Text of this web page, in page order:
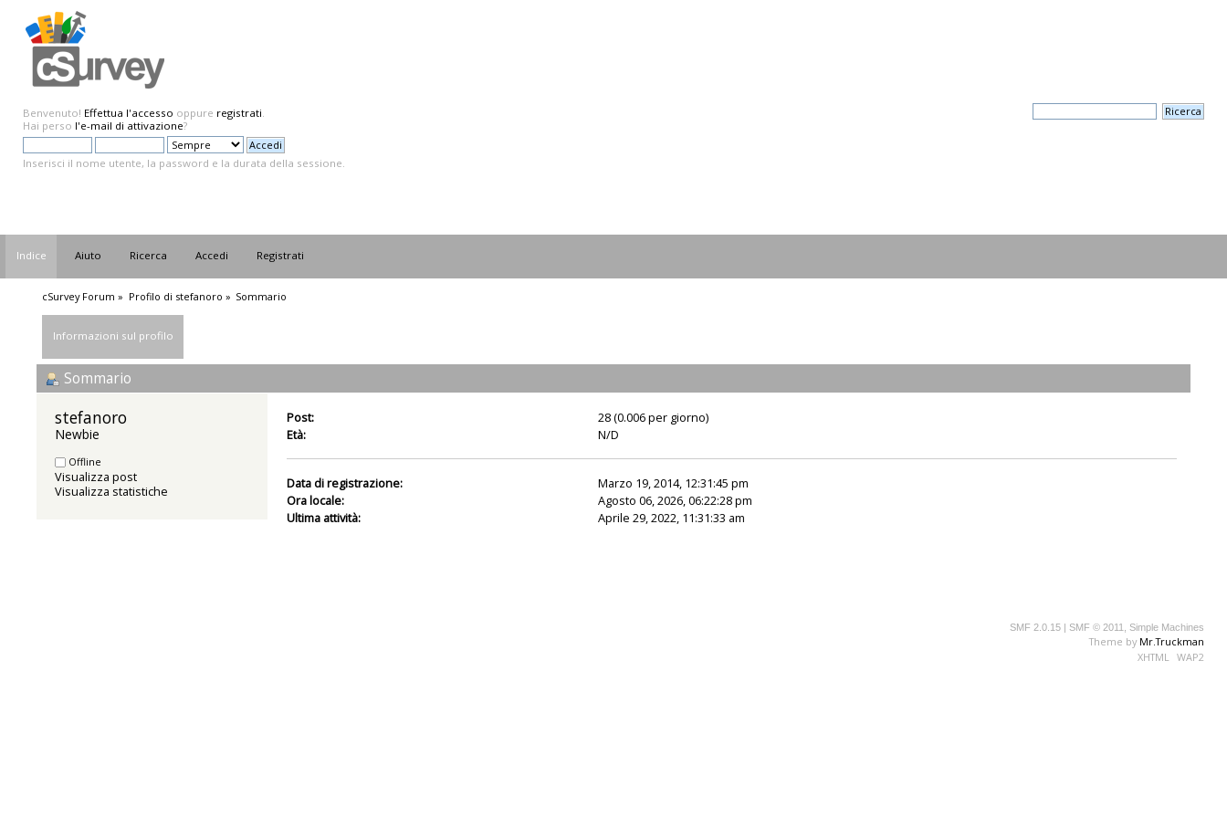
Benvenuto! Effettua l'accesso oppure registrati.
Hai perso l'e-mail di attivazione?
Inserisci il nome utente, la password e la durata della sessione.
Indice Aiuto Ricerca Accedi Registrati
cSurvey Forum » Profilo di stefanoro » Sommario
Informazioni sul profilo
Sommario
stefanoro
Newbie
Offline
Visualizza post
Visualizza statistiche
Post:
28 (0.006 per giorno)
Età:
N/D
Data di registrazione:
Marzo 19, 2014, 12:31:45 pm
Ora locale:
Agosto 06, 2026, 06:22:28 pm
Ultima attività:
Aprile 29, 2022, 11:31:33 am
SMF 2.0.15 | SMF © 2011 Simple Machines
Theme by Mr.Truckman
XHTML
WAP2